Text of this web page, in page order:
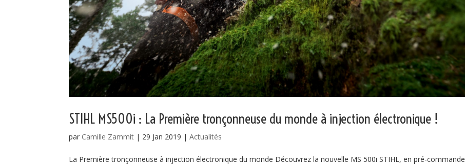
STIHL MS500i : La Première tronçonneuse du monde à injection électronique !
par Camille Zammit | 29 Jan 2019 |Actualités
La Première tronçonneuse à injection électronique du monde Découvrez la nouvelle MS 500i STIHL, en pré-commande